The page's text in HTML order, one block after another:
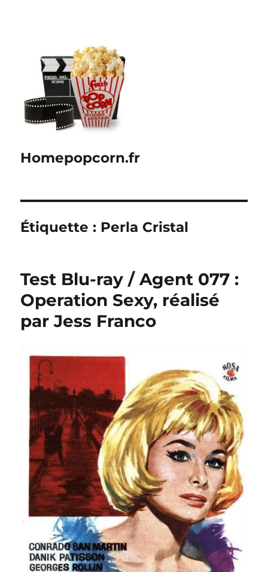
Homepopcorn.fr
Étiquette : Perla Cristal
Test Blu-ray / Agent 077 :
Operation Sexy, réalisé
par Jess Franco